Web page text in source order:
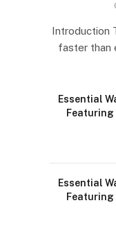
Introduction
faster than
Essential
Featuring
Essential
Featuring